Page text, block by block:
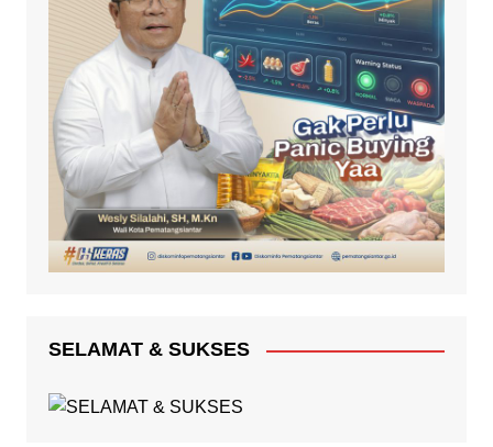
SELAMAT & SUKSES